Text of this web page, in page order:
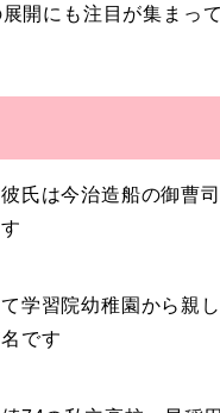
開にも注目が集まって
氏は今治造船の御曹
学習院幼稚園から親
です